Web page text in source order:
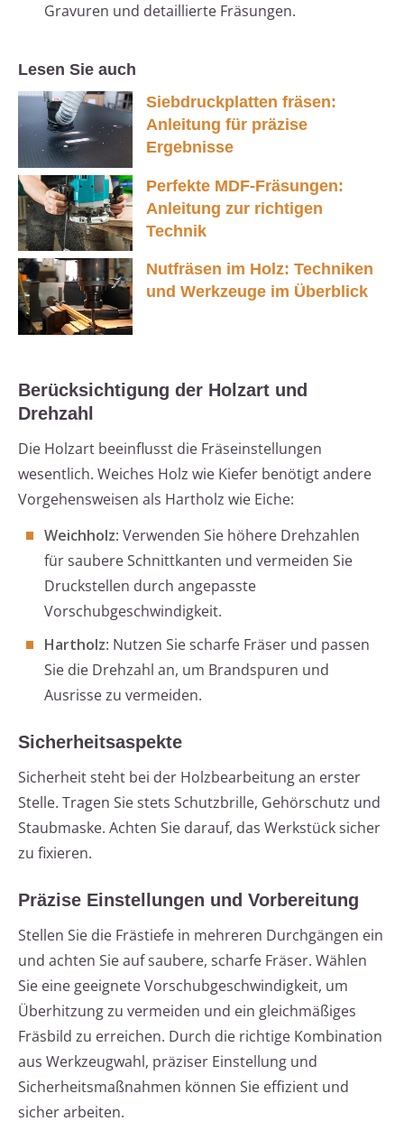
Gravuren und detaillierte Fräsungen.
Lesen Sie auch
Siebdruckplatten fräsen:
Anleitung für präzise
Ergebnisse
Perfekte MDF-Fräsungen:
Anleitung zur richtigen
Technik
Nutfräsen im Holz: Techniken
und Werkzeuge im Überblick
Berücksichtigung der Holzart und
Drehzahl
Die Holzart beeinflusst die Fräseinstellungen
wesentlich. Weiches Holz wie Kiefer benötigt andere
Vorgehensweisen als Hartholz wie Eiche:
Weichholz: Verwenden Sie höhere Drehzahlen
für saubere Schnittkanten und vermeiden Sie
Druckstellen durch angepasste
Vorschubgeschwindigkeit.
Hartholz: Nutzen Sie scharfe Fräser und passen
Sie die Drehzahl an, um Brandspuren und
Ausrisse zu vermeiden.
Sicherheitsaspekte
Sicherheit steht bei der Holzbearbeitung an erster
Stelle. Tragen Sie stets Schutzbrille, Gehörschutz und
Staubmaske. Achten Sie darauf, das Werkstück sicher
zu fixieren.
Präzise Einstellungen und Vorbereitung
Stellen Sie die Frästiefe in mehreren Durchgängen ein
und achten Sie auf saubere, scharfe Fräser. Wählen
Sie eine geeignete Vorschubgeschwindigkeit, um
Überhitzung zu vermeiden und ein gleichmäßiges
Fräsbild zu erreichen. Durch die richtige Kombination
aus Werkzeugwahl, präziser Einstellung und
Sicherheitsmaßnahmen können Sie effizient und
sicher arbeiten.